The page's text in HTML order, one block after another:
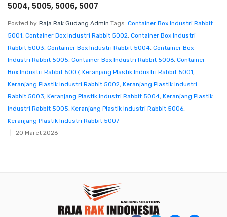
5004, 5005, 5006, 5007
Posted by Raja Rak Gudang Admin Tags: Container Box Industri Rabbit
5001, Container Box Industri Rabbit 5002, Container Box Industri
Rabbit 5003, Container Box Industri Rabbit 5004, Container Box
Industri Rabbit 5005, Container Box Industri Rabbit 5006, Container
Box Industri Rabbit 5007, Keranjang Plastik Industri Rabbit 5001,
Keranjang Plastik Industri Rabbit 5002, Keranjang Plastik Industri
Rabbit 5003, Keranjang Plastik Industri Rabbit 5004, Keranjang Plastik
Industri Rabbit 5005, Keranjang Plastik Industri Rabbit 5006,
Keranjang Plastik Industri Rabbit 5007
20 Maret 2026